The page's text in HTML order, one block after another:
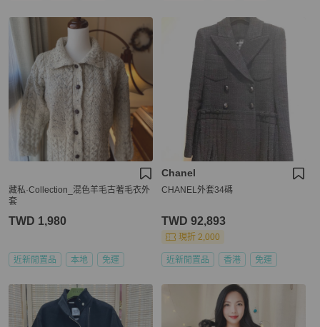
藏私·Collection_混色羊毛古著毛衣外
套
TWD 1,980
近新閒置品 本地 免運
Chanel
CHANEL外套34碼
TWD 92,893
現折 2,000
近新閒置品 香港 免運